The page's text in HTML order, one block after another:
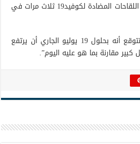
وتابع: “قد يتناول البعض اللقاحات المضادة لكوفيد19 ثلاث مرات في
وقال جاويد: “يمكننا أن نتوقع أنه بحلول 19 يوليو الجاري أن يرتفع
مقارنة بما هو عليه اليوم”.